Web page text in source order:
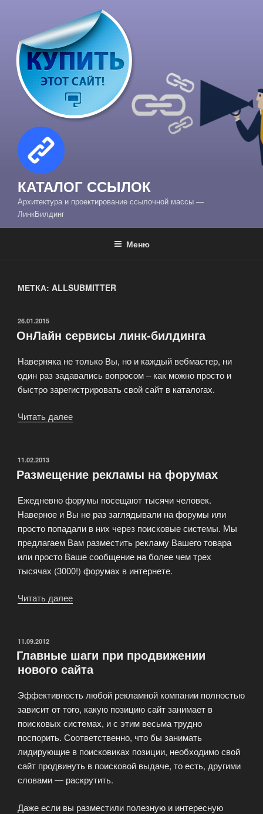
содержимому
КАТАЛОГ ССЫЛОК
Архитектура и проектирование ссылочной массы —
ЛинкБилдинг
Меню
МЕТКА: ALLSUBMITTER
ОПУБЛИКОВАНО
26.01.2015
ОнЛайн сервисы линк-билдинга
Наверняка не только Вы, но и каждый вебмастер, ни
один раз задавались вопросом – как можно просто и
быстро зарегистрировать свой сайт в каталогах.
Читать далее
ОПУБЛИКОВАНО
11.02.2013
Размещение рекламы на форумах
Ежедневно форумы посещают тысячи человек.
Наверное и Вы не раз заглядывали на форумы или
просто попадали в них через поисковые системы. Мы
предлагаем Вам разместить рекламу Вашего товара
или просто Ваше сообщение на более чем трех
тысячах (3000!) форумах в интернете.
Читать далее
ОПУБЛИКОВАНО
11.09.2012
Главные шаги при продвижении
нового сайта
Эффективность любой рекламной компании полностью
зависит от того, какую позицию сайт занимает в
поисковых системах, и с этим весьма трудно
поспорить. Соответственно, что бы занимать
лидирующие в поисковиках позиции, необходимо свой
сайт продвинуть в поисковой выдаче, то есть, другими
словами — раскрутить.
Даже если вы разместили полезную и интересную